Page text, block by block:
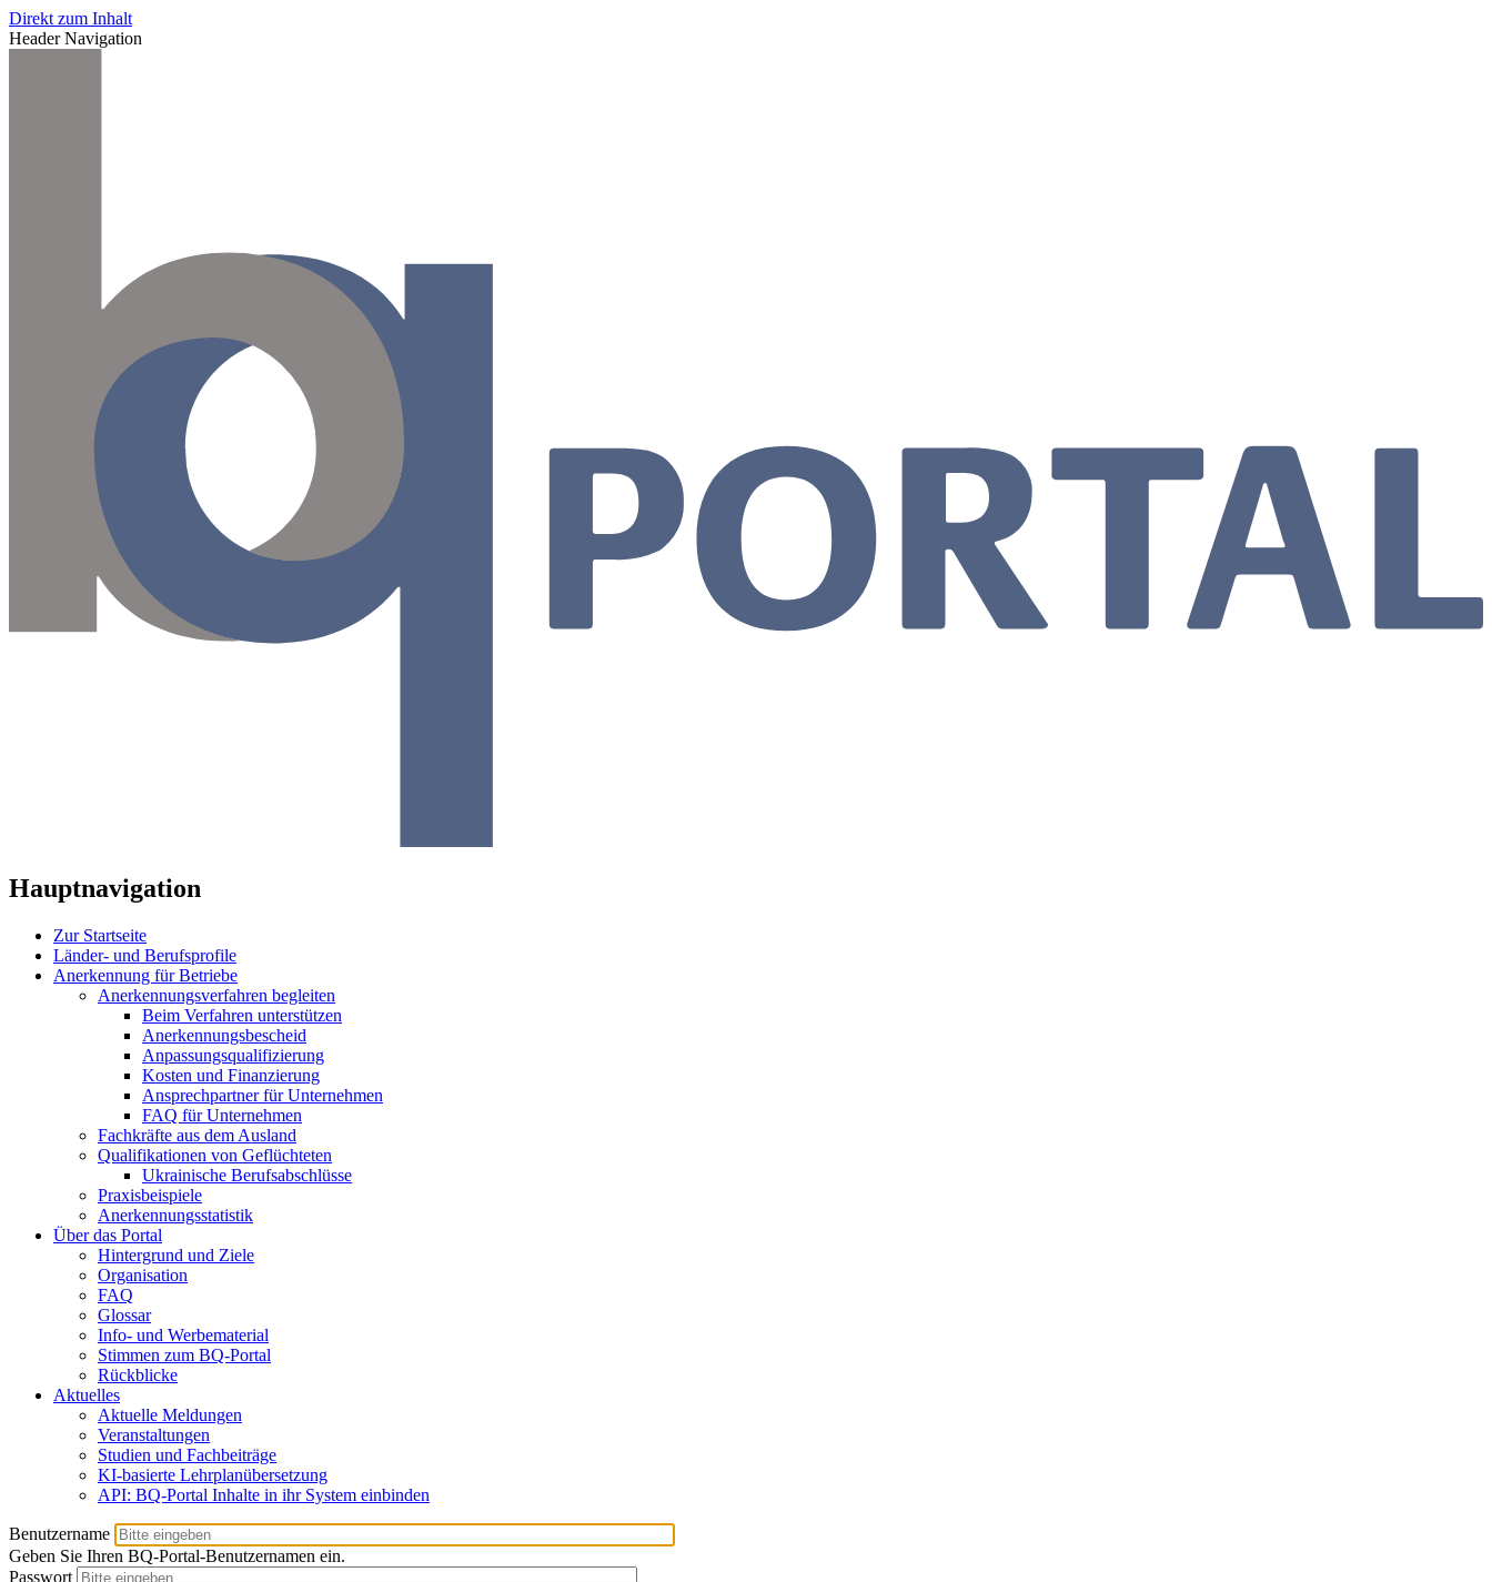
Direkt zum Inhalt
Header Navigation
Hauptnavigation
Zur Startseite
Länder- und Berufsprofile
Anerkennung für Betriebe
Anerkennungsverfahren begleiten
Beim Verfahren unterstützen
Anerkennungsbescheid
Anpassungsqualifizierung
Kosten und Finanzierung
Ansprechpartner für Unternehmen
FAQ für Unternehmen
Fachkräfte aus dem Ausland
Qualifikationen von Geflüchteten
Ukrainische Berufsabschlüsse
Praxisbeispiele
Anerkennungsstatistik
Über das Portal
Hintergrund und Ziele
Organisation
FAQ
Glossar
Info- und Werbematerial
Stimmen zum BQ-Portal
Rückblicke
Aktuelles
Aktuelle Meldungen
Veranstaltungen
Studien und Fachbeiträge
KI-basierte Lehrplanübersetzung
API: BQ-Portal Inhalte in ihr System einbinden
Benutzername
Geben Sie Ihren BQ-Portal-Benutzernamen ein.
Passwort